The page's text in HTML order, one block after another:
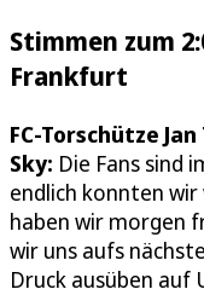
Stimmen zum
Frankfurt
FC-Torschütze
Sky: Die Fans sind
endlich konnten
haben wir morgen
wir uns aufs
Druck ausüben auf